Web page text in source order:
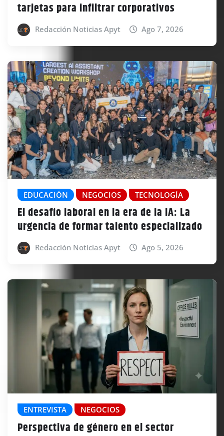
tarjetas para infiltrar corporativos
Redacción Noticias Apyt Ago 7, 2026
EDUCACIÓN NEGOCIOS TECNOLOGÍA
El desafío laboral en la era de la IA: La
urgencia de formar talento especializado
Redacción Noticias Apyt Ago 5, 2026
ENTREVISTA NEGOCIOS
Perspectiva de género en el sector